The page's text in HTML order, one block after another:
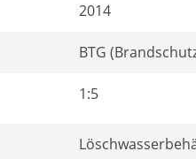
2014
BTG
1:5